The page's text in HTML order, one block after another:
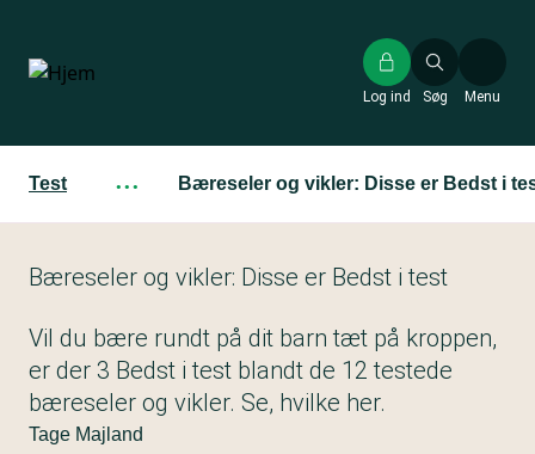
hovedindhold
Søg
Log ind Menu
Test ··· Bæreseler og vikler: Disse er Bedst i
Bæreseler og vikler: Disse er Bedst i test
Vil du bære rundt på dit barn tæt på kroppen,
er der 3 Bedst i test blandt de 12 testede
bæreseler og vikler. Se, hvilke her.
Tage Majland